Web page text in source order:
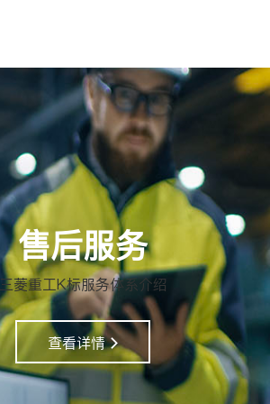
售后服务
三菱重工K标服务体系介绍
查看详情